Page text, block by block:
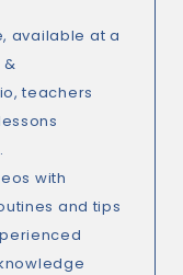
available at a
&
teachers
with
and tips